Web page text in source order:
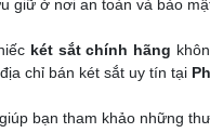
giữ ở nơi an toàn và bảo
két sắt chính hãng
chỉ bán két sắt uy tín tại
bạn tham khảo những